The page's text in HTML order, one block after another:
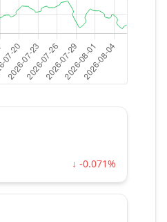
↓ -0.071%